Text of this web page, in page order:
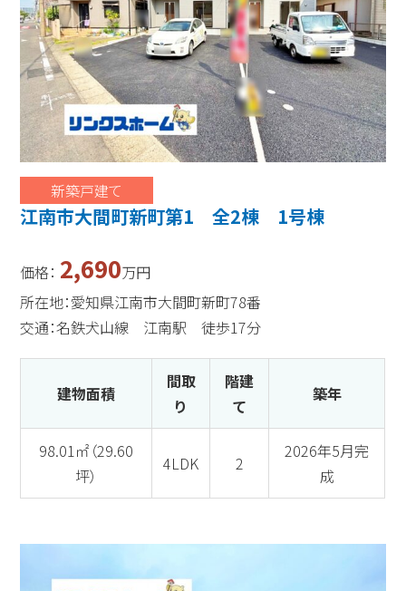
新築戸建て
江南市大間町新町第1 全2棟 1号棟
価格： 2,690万円
所在地：愛知県江南市大間町新町78番
交通：名鉄犬山線 江南駅 徒歩17分
建物面積
間取
り
階建
て
築年
98.01㎡（29.60
坪）
4LDK 2
2026年5月完
成